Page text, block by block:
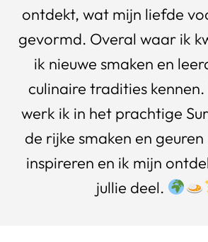
ontdekt, wat mijn liefde
gevormd. Overal waar ik
ik nieuwe smaken en
culinaire tradities kennen.
werk ik in het prachtige
de rijke smaken en
inspireren en ik mijn
jullie deel.